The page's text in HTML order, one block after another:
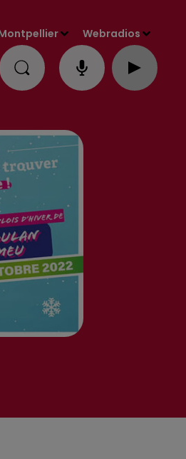
Webradios